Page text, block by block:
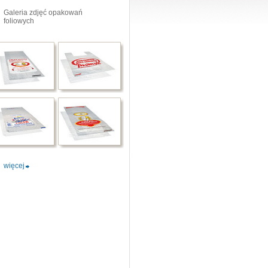
z d2w / tdpa
degradacji w środowisku w
tradycyjnych oraz niewiele
wciąż uniemożliwia
opakowań i ich
rodzaju opakowań zaczyna
Galeria zdjęć opakowań
foliowych
więcej